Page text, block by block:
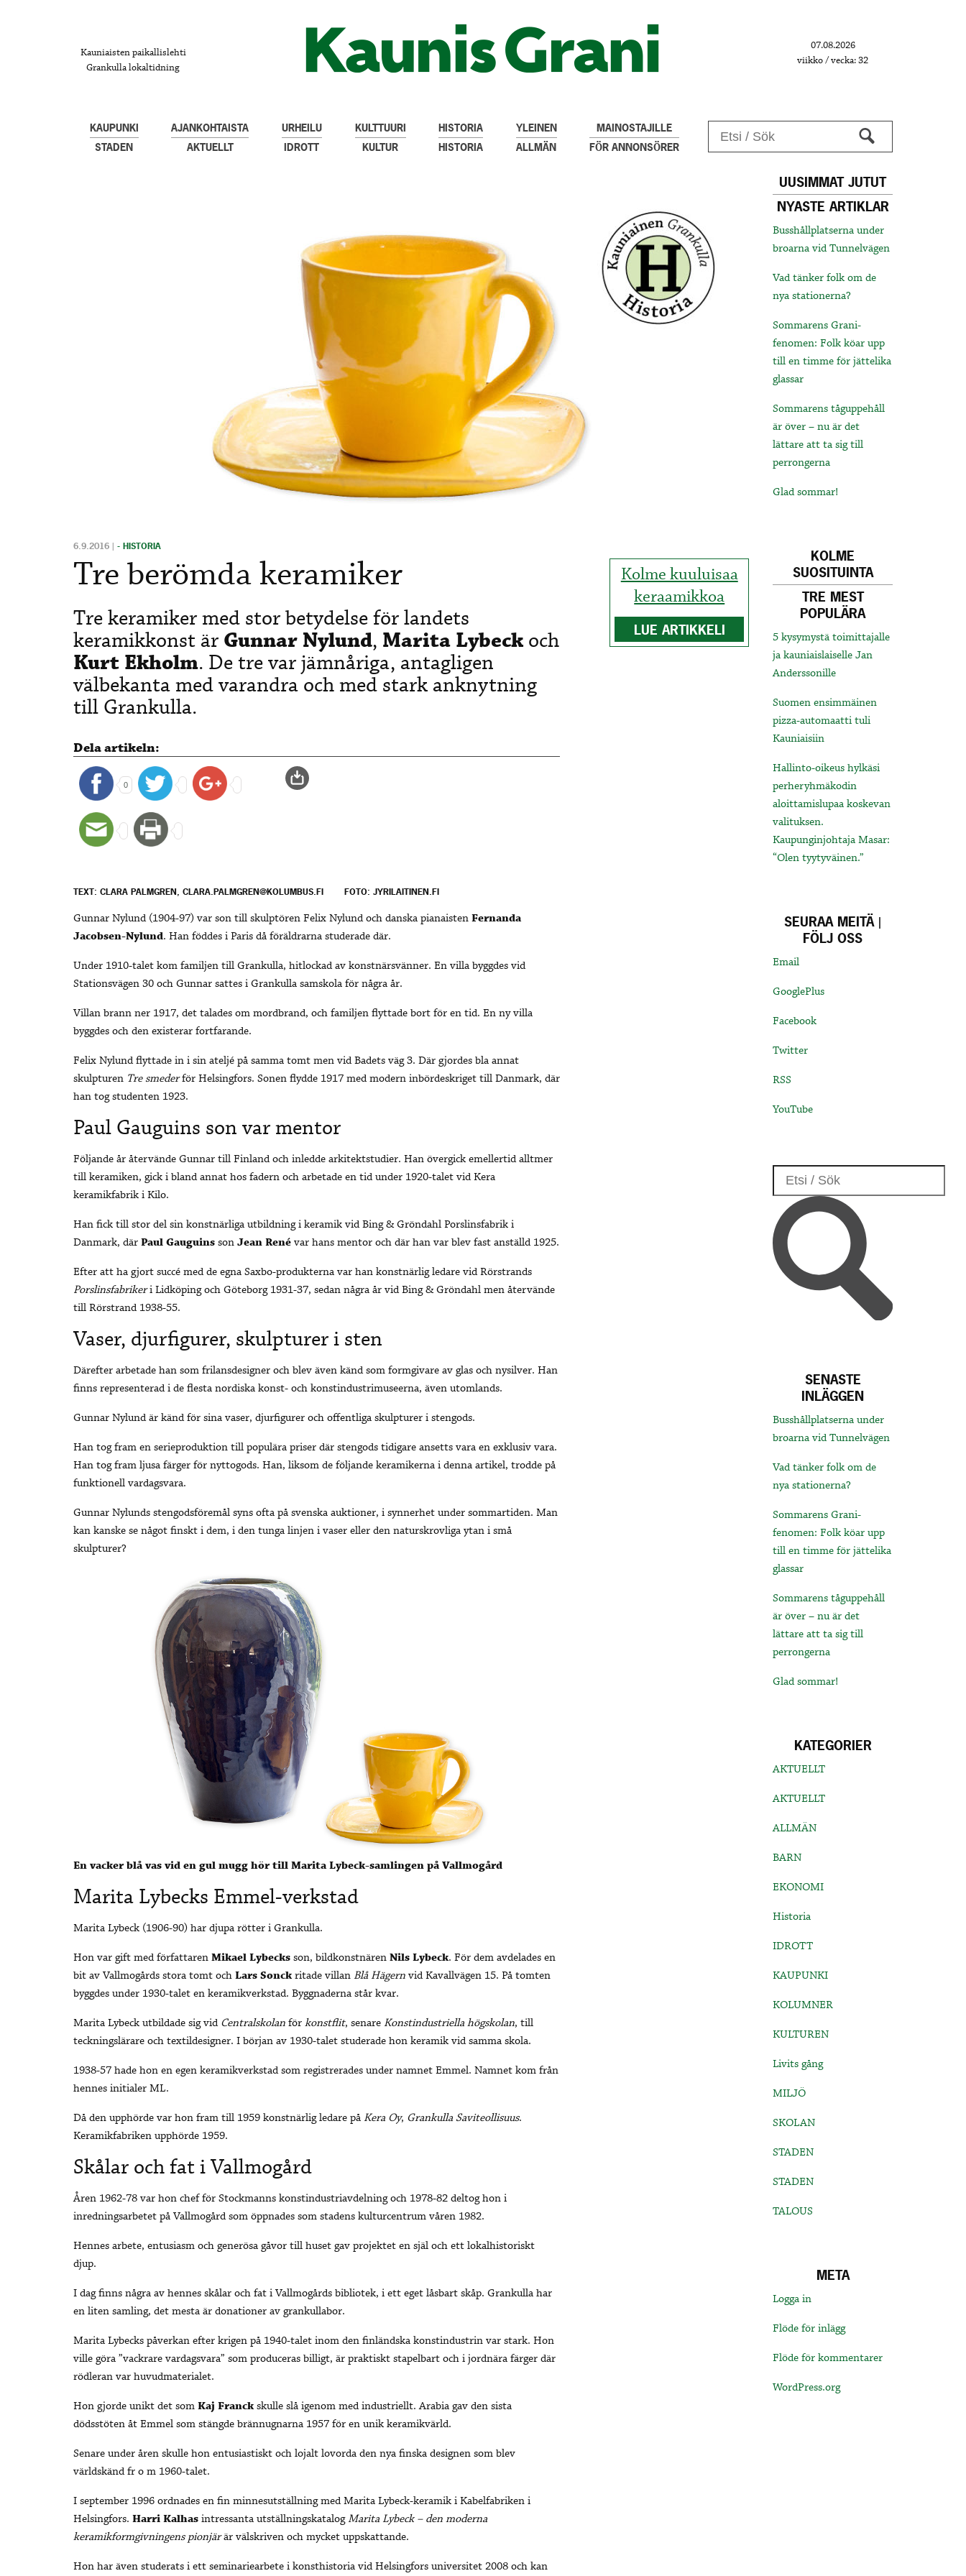
Kauniaisten paikallislehti
Grankulla lokaltidning
07.08.2026
viikko / vecka: 32
KAUPUNKI
STADEN
AJANKOHTAISTA
AKTUELLT
URHEILU
IDROTT
KULTTUURI
KULTUR
HISTORIA
HISTORIA
YLEINEN
ALLMÄN
MAINOSTAJILLE
FÖR ANNONSÖRER
Kolme kuuluisaa
keraamikkoa
LUE ARTIKKELI
6.9.2016 | - HISTORIA
Tre berömda keramiker
Tre keramiker med stor betydelse för landets
keramikkonst ärGunnar Nylund, Marita Lybeck och
Kurt Ekholm. De tre var jämnåriga, antagligen
välbekanta med varandra och med stark anknytning
till Grankulla.
Dela artikeln:
0
TEXT: CLARA PALMGREN, CLARA.PALMGREN@KOLUMBUS.FI FOTO: JYRILAITINEN.FI
Gunnar Nylund (1904-97) var son till skulptören Felix Nylund och danska pianaisten Fernanda
Jacobsen-Nylund. Han föddes i Paris då föräldrarna studerade där.
Under 1910-talet kom familjen till Grankulla, hitlockad av konstnärsvänner. En villa byggdes vid
Stationsvägen 30 och Gunnar sattes i Grankulla samskola för några år.
Villan brann ner 1917, det talades om mordbrand, och familjen flyttade bort för en tid. En ny villa
byggdes och den existerar fortfarande.
Felix Nylund flyttade in i sin ateljé på samma tomt men vid Badets väg 3. Där gjordes bla annat
skulpturen Tre smederför Helsingfors. Sonen flydde 1917 med modern inbördeskriget till Danmark, där
han tog studenten 1923.
Paul Gauguins son var mentor
Följande år återvände Gunnar till Finland och inledde arkitektstudier. Han övergick emellertid alltmer
till keramiken, gick i bland annat hos fadern och arbetade en tid under 1920-talet vid Kera
keramikfabrik i Kilo.
Han fick till stor del sin konstnärliga utbildning i keramik vid Bing & Gröndahl Porslinsfabrik i
Danmark, där Paul Gauguins son Jean René var hans mentor och där han var blev fast anställd 1925.
Efter att ha gjort succé med de egna Saxbo-produkterna var han konstnärlig ledare vid Rörstrands
Porslinsfabrikeri Lidköping och Göteborg 1931-37, sedan några år vid Bing & Gröndahl men återvände
till Rörstrand 1938-55.
Vaser, djurfigurer, skulpturer i sten
Därefter arbetade han som frilansdesigner och blev även känd som formgivare av glas och nysilver. Han
finns representerad i de flesta nordiska konst- och konstindustrimuseerna, även utomlands.
Gunnar Nylund är känd för sina vaser, djurfigurer och offentliga skulpturer i stengods.
Han tog fram en serieproduktion till populära priser där stengods tidigare ansetts vara en exklusiv vara.
Han tog fram ljusa färger för nyttogods. Han, liksom de följande keramikerna i denna artikel, trodde på
funktionell vardagsvara.
Gunnar Nylunds stengodsföremål syns ofta på svenska auktioner, i synnerhet under sommartiden. Man
kan kanske se något finskt i dem, i den tunga linjen i vaser eller den naturskrovliga ytan i små
skulpturer?
En vacker blå vas vid en gul mugg hör till Marita Lybeck-samlingen på Vallmogård
Marita Lybecks Emmel-verkstad
Marita Lybeck (1906-90) har djupa rötter i Grankulla.
Hon var gift med författaren Mikael Lybecks son, bildkonstnären Nils Lybeck. För dem avdelades en
bit av Vallmogårds stora tomt och Lars Sonckritade villan Blå Hägern vid Kavallvägen 15. På tomten
byggdes under 1930-talet en keramikverkstad. Byggnaderna står kvar.
Marita Lybeck utbildade sig vid Centralskolan för konstflit, senare Konstindustriella högskolan, till
teckningslärare och textildesigner. I början av 1930-talet studerade hon keramik vid samma skola.
1938-57 hade hon en egen keramikverkstad som registrerades under namnet Emmel. Namnet kom från
hennes initialer ML.
Då den upphörde var hon fram till 1959 konstnärlig ledare på Kera Oy, Grankulla Saviteollisuus.
Keramikfabriken upphörde 1959.
Skålar och fat i Vallmogård
Åren 1962-78 var hon chef för Stockmanns konstindustriavdelning och 1978-82 deltog hon i
inredningsarbetet på Vallmogård som öppnades som stadens kulturcentrum våren 1982.
Hennes arbete, entusiasm och generösa gåvor till huset gav projektet en själ och ett lokalhistoriskt
djup.
I dag finns några av hennes skålar och fat i Vallmogårds bibliotek, i ett eget låsbart skåp. Grankulla har
en liten samling, det mesta är donationer av grankullabor.
Marita Lybecks påverkan efter krigen på 1940-talet inom den finländska konstindustrin var stark. Hon
ville göra ”vackrare vardagsvara” som produceras billigt, är praktiskt stapelbart och i jordnära färger där
rödleran var huvudmaterialet.
Hon gjorde unikt det som Kaj Franckskulle slå igenom med industriellt. Arabia gav den sista
dödsstöten åt Emmel som stängde brännugnarna 1957 för en unik keramikvärld.
Senare under åren skulle hon entusiastiskt och lojalt lovorda den nya finska designen som blev
världskänd fr o m 1960-talet.
I september 1996 ordnades en fin minnesutställning med Marita Lybeck-keramik i Kabelfabriken i
Helsingfors. Harri Kalhas intressanta utställningskatalogMarita Lybeck – den moderna
keramikformgivningens pionjärär välskriven och mycket uppskattande.
Hon har även studerats i ett seminariearbete i konsthistoria vid Helsingfors universitet 2008 och kan
UUSIMMAT JUTUT
NYASTE ARTIKLAR
Busshållplatserna under
broarna vid Tunnelvägen
Vad tänker folk om de
nya stationerna?
Sommarens Grani-
fenomen: Folk köar upp
till en timme för jättelika
glassar
Sommarens tåguppehåll
är över – nu är det
lättare att ta sig till
perrongerna
Glad sommar!
KOLME
SUOSITUINTA
TRE MEST
POPULÄRA
5 kysymystä toimittajalle
ja kauniaislaiselle Jan
Anderssonille
Suomen ensimmäinen
pizza-automaatti tuli
Kauniaisiin
Hallinto-oikeus hylkäsi
perheryhmäkodin
aloittamislupaa koskevan
valituksen.
Kaupunginjohtaja Masar:
“Olen tyytyväinen.”
SEURAA MEITÄ |
FÖLJ OSS
Email
GooglePlus
Facebook
Twitter
RSS
YouTube
SENASTE
INLÄGGEN
Busshållplatserna under
broarna vid Tunnelvägen
Vad tänker folk om de
nya stationerna?
Sommarens Grani-
fenomen: Folk köar upp
till en timme för jättelika
glassar
Sommarens tåguppehåll
är över – nu är det
lättare att ta sig till
perrongerna
Glad sommar!
KATEGORIER
AKTUELLT
AKTUELLT
ALLMÄN
BARN
EKONOMI
Historia
IDROTT
KAUPUNKI
KOLUMNER
KULTUREN
Livits gång
MILJÖ
SKOLAN
STADEN
STADEN
TALOUS
META
Logga in
Flöde för inlägg
Flöde för kommentarer
WordPress.org